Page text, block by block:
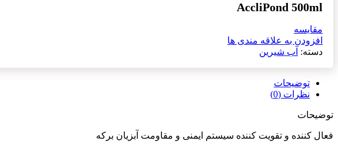
AccliPond 500ml
مقایسه
افزودن به علاقه مندی ها
دسته: آب شیرین
توضیحات
نظرات (0)
توضیحات
فعال کننده و تقویت کننده سیستم ایمنی و مقاومت آبزیان برکه